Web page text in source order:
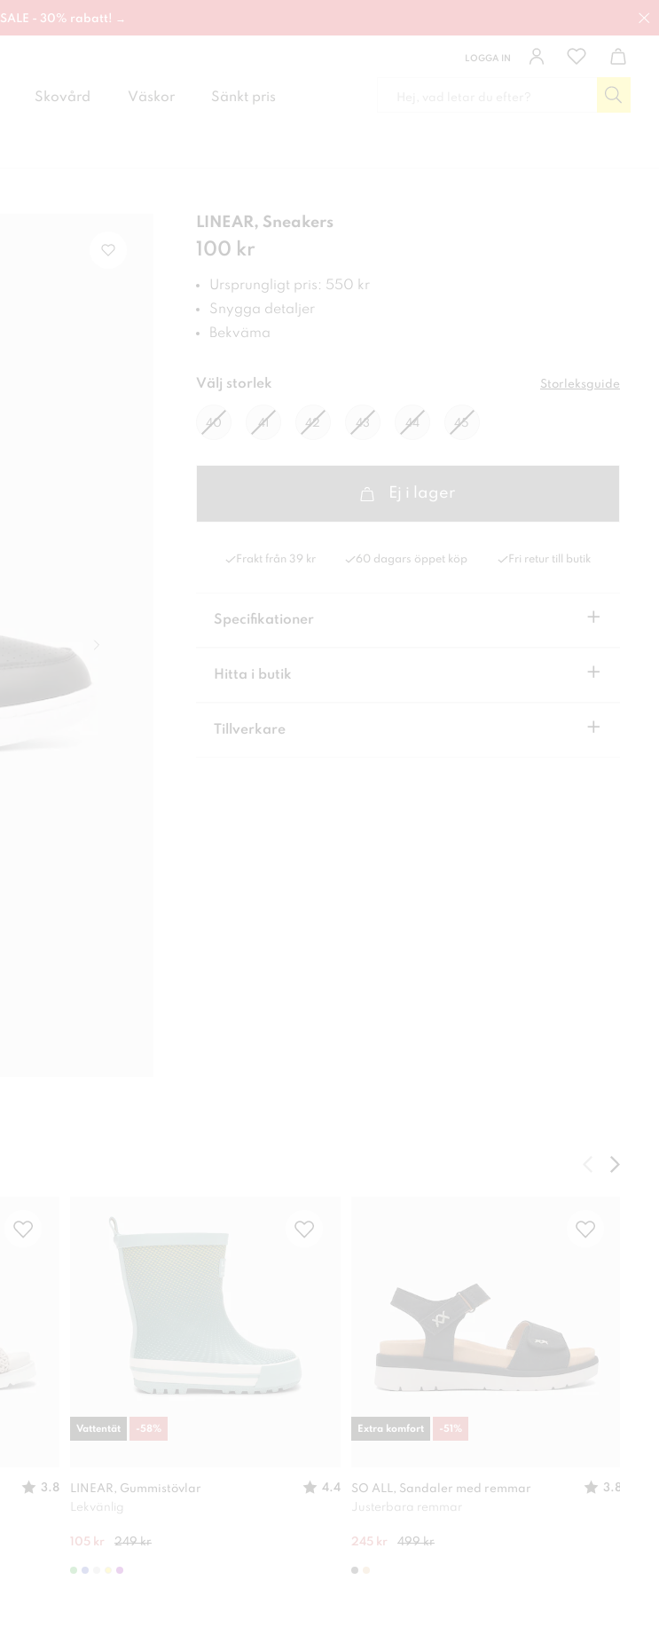
SALE - 30% rabatt! →
LOGGA IN
Skovård Väskor Sänkt pris
LINEAR, Sneakers
Pris: 100 kr
100 kr
Ursprungligt pris: 550 kr
Snygga detaljer
Bekväma
Välj storlek Storleksguide
40 41 42 43 44 45
Ej i lager
Frakt från 39 kr 60 dagars öppet köp Fri retur till butik
Specifikationer +
Hitta i butik +
Tillverkare +
3.8
LINEAR, Gummistövlar
4.4
Lekvänlig
105 kr 249 kr
Vattentät -58 %
SO ALL, Sandaler med remmar
3.8
Justerbara remmar
245 kr 499 kr
Extra komfort -51 %